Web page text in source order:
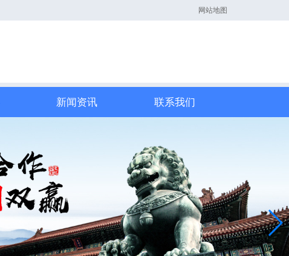
网站地图
新闻资讯 联系我们